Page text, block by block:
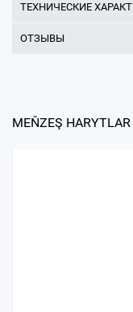
ТЕХНИЧЕСКИЕ
ОТЗЫВЫ
MEŇZEŞ HARYTLAR